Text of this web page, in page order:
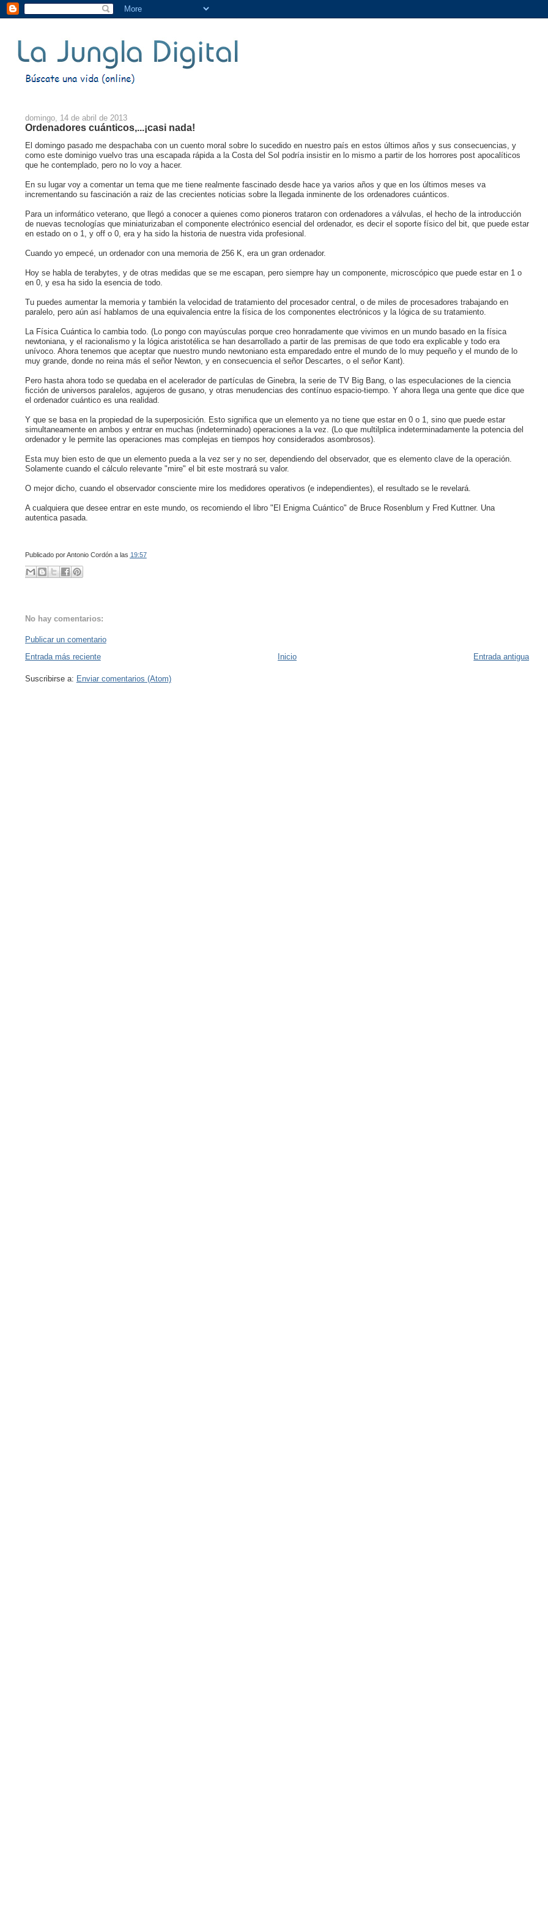
domingo, 14 de abril de 2013
Ordenadores cuánticos,...¡casi nada!
El domingo pasado me despachaba con un cuento moral sobre lo sucedido en nuestro país en estos últimos años y sus consecuencias, y
como este dominigo vuelvo tras una escapada rápida a la Costa del Sol podría insistir en lo mismo a partir de los horrores post apocalíticos
que he contemplado, pero no lo voy a hacer.
En su lugar voy a comentar un tema que me tiene realmente fascinado desde hace ya varios años y que en los últimos meses va
incrementando su fascinación a raiz de las crecientes noticias sobre la llegada inminente de los ordenadores cuánticos.
Para un informático veterano, que llegó a conocer a quienes como pioneros trataron con ordenadores a válvulas, el hecho de la introducción
de nuevas tecnologías que miniaturizaban el componente electrónico esencial del ordenador, es decir el soporte físico del bit, que puede estar
en estado on o 1, y off o 0, era y ha sido la historia de nuestra vida profesional.
Cuando yo empecé, un ordenador con una memoria de 256 K, era un gran ordenador.
Hoy se habla de terabytes, y de otras medidas que se me escapan, pero siempre hay un componente, microscópico que puede estar en 1 o
en 0, y esa ha sido la esencia de todo.
Tu puedes aumentar la memoria y también la velocidad de tratamiento del procesador central, o de miles de procesadores trabajando en
paralelo, pero aún así hablamos de una equivalencia entre la física de los componentes electrónicos y la lógica de su tratamiento.
La Física Cuántica lo cambia todo. (Lo pongo con mayúsculas porque creo honradamente que vivimos en un mundo basado en la física
newtoniana, y el racionalismo y la lógica aristotélica se han desarrollado a partir de las premisas de que todo era explicable y todo era
unívoco. Ahora tenemos que aceptar que nuestro mundo newtoniano esta emparedado entre el mundo de lo muy pequeño y el mundo de lo
muy grande, donde no reina más el señor Newton, y en consecuencia el señor Descartes, o el señor Kant).
Pero hasta ahora todo se quedaba en el acelerador de partículas de Ginebra, la serie de TV Big Bang, o las especulaciones de la ciencia
ficción de universos paralelos, agujeros de gusano, y otras menudencias des contínuo espacio-tiempo. Y ahora llega una gente que dice que
el ordenador cuántico es una realidad.
Y que se basa en la propiedad de la superposición. Esto significa que un elemento ya no tiene que estar en 0 o 1, sino que puede estar
simultaneamente en ambos y entrar en muchas (indeterminado) operaciones a la vez. (Lo que multilplica indeterminadamente la potencia del
ordenador y le permite las operaciones mas complejas en tiempos hoy considerados asombrosos).
Esta muy bien esto de que un elemento pueda a la vez ser y no ser, dependiendo del observador, que es elemento clave de la operación.
Solamente cuando el cálculo relevante "mire" el bit este mostrará su valor.
O mejor dicho, cuando el observador consciente mire los medidores operativos (e independientes), el resultado se le revelará.
A cualquiera que desee entrar en este mundo, os recomiendo el libro "El Enigma Cuántico" de Bruce Rosenblum y Fred Kuttner. Una
autentica pasada.
Publicado porAntonio Cordón a las 19:57
No hay comentarios:
Publicar un comentario
Entrada más reciente
Entrada antigua
Inicio
Suscribirse a: Enviar comentarios (Atom)